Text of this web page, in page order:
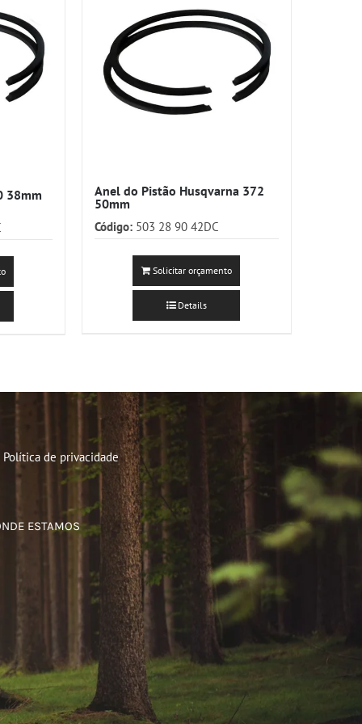
38mm
Anel do Pistão Husqvarna 372
50mm
Código:503 28 90 42DC
Solicitar orçamento
Details
Política de privacidade
ESTAMOS